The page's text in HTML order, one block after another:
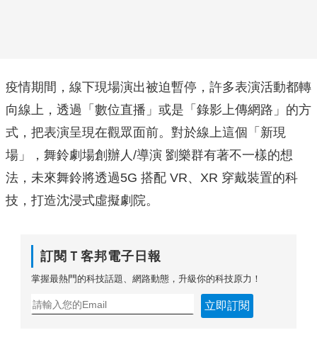
疫情期間，線下現場演出被迫暫停，許多表演活動都轉
向線上，透過「數位直播」或是「錄影上傳網路」的方
式，把表演呈現在觀眾面前。對於線上這個「新現
場」，舞鈴劇場創辦人/導演 劉樂群有著不一樣的想
法，未來舞鈴將透過5G 搭配 VR、XR 穿戴裝置的科
技，打造沈浸式虛擬劇院。
訂閱Ｔ客邦電子日報
掌握最熱門的科技話題、網路動態，升級你的科技原力！
立即訂閱